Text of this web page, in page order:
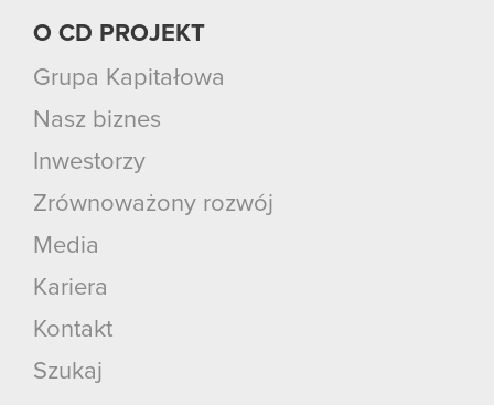
O CD PROJEKT
Grupa Kapitałowa
Nasz biznes
Inwestorzy
Zrównoważony rozwój
Media
Kariera
Kontakt
Szukaj